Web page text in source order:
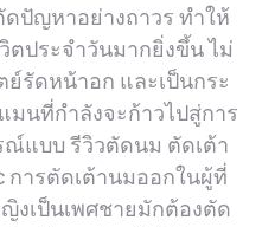
ปัญหาอย่างถาวร ทำให้
ตประจำวันมากยิ่งขึ้น ไม่
ย์รัดหน้าอก และเป็นกระ
นที่กำลังจะก้าวไปสู่การ
ณ์แบบ รีวิวตัดนม ตัดเต้า
การตัดเต้านมออกในผู้ที่
งเป็นเพศชายมักต้องตัด